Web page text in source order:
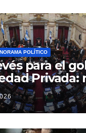
POLÍTICO
para el
Privada:
que
la Ley de